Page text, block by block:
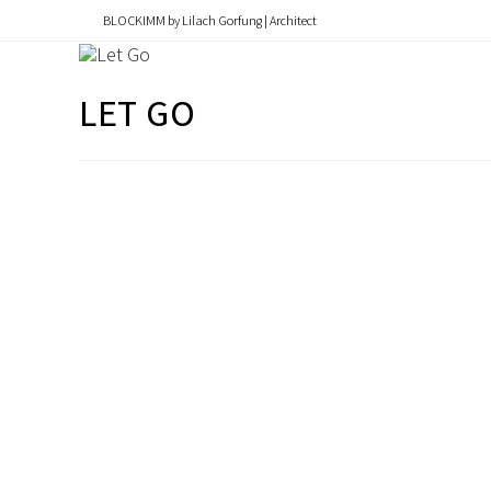
BLOCKIMM by Lilach Gorfung | Architect
LET GO